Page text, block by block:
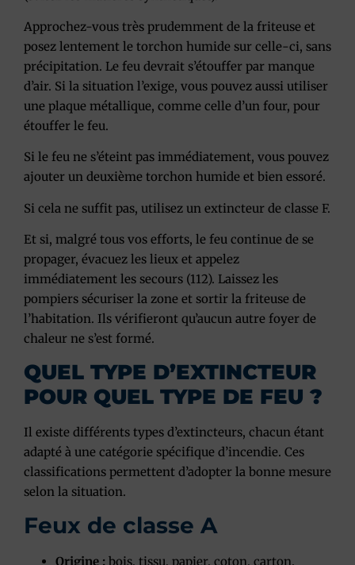
Approchez-vous très prudemment de la friteuse et
posez lentement le torchon humide sur celle-ci, sans
précipitation. Le feu devrait s’étouffer par manque
d’air. Si la situation l’exige, vous pouvez aussi utiliser
une plaque métallique, comme celle d’un four, pour
étouffer le feu.
Si le feu ne s’éteint pas immédiatement, vous pouvez
ajouter un deuxième torchon humide et bien essoré.
Si cela ne suffit pas, utilisez un extincteur de classe F.
Et si, malgré tous vos efforts, le feu continue de se
propager, évacuez les lieux et appelez
immédiatement les secours (112). Laissez les
pompiers sécuriser la zone et sortir la friteuse de
l’habitation. Ils vérifieront qu’aucun autre foyer de
chaleur ne s’est formé.
QUEL TYPE D’EXTINCTEUR
POUR QUEL TYPE DE FEU ?
Il existe différents types d’extincteurs, chacun étant
adapté à une catégorie spécifique d’incendie. Ces
classifications permettent d’adopter la bonne mesure
selon la situation.
Feux de classe A
Origine : bois, tissu, papier, coton, carton.